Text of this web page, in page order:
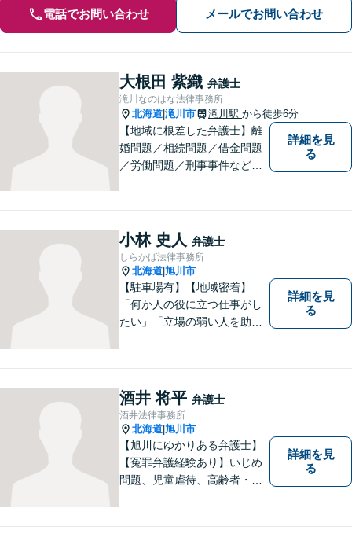
電話でお問い合わせ メールでお問い合わせ
大根田 紫織 弁護士
滝川なのはな法律事務所
北海道 滝川市 滝川駅 から徒歩6分
【地域に根差した弁護士】離
婚問題／相続問題／借金問題
／労働問題／刑事事件など、
【駐車場有】話しやすい雰囲
気作りを大切にして、皆様の
お越しをお待ちしています。
詳細を見
る
小林 史人 弁護士
しらかば法律事務所
北海道 旭川市
【駐車場有】【地域密着】
「何か人の役に立つ仕事がし
たい」「立場の弱い人を助け
らではの基準や慣習を理解し
た、法的サービスの提供を行
います。お気軽にご相談くだ
さい。
詳細を見
る
酒井 将平 弁護士
酒井法律事務所
北海道 旭川市
【旭川にゆかりある弁護士】
【冤罪弁護経験あり】いじめ
問題、児童虐待、高齢者・障
り組んでいます。時間外・土
詳細を見
る